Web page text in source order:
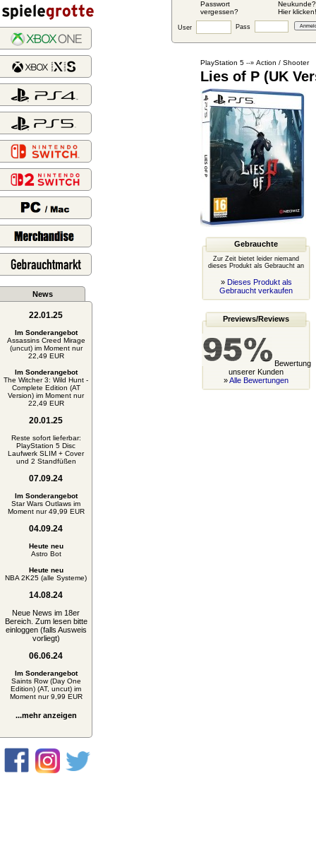
Passwort
vergessen?
Neukunde?
Hier klicken!
User Pass
News
22.01.25
Im Sonderangebot
Assassins Creed Mirage
(uncut) im Moment nur
22,49 EUR
Im Sonderangebot
The Witcher 3: Wild Hunt -
Complete Edition (AT
Version) im Moment nur
22,49 EUR
20.01.25
Reste sofort lieferbar:
PlayStation 5 Disc
Laufwerk SLIM + Cover
und 2 Standfüßen
07.09.24
Im Sonderangebot
Star Wars Outlaws im
Moment nur 49,99 EUR
04.09.24
Heute neu
Astro Bot
Heute neu
NBA 2K25 (alle Systeme)
14.08.24
Neue News im 18er
Bereich. Zum lesen bitte
einloggen (falls Ausweis
vorliegt)
06.06.24
Im Sonderangebot
Saints Row (Day One
Edition) (AT, uncut) im
Moment nur 9,99 EUR
...mehr anzeigen
PlayStation 5 --» Action / Shooter
Lies of P (UK
Gebrauchte
Zur Zeit bietet leider niemand
dieses Produkt als Gebraucht an
» Dieses Produkt als
Gebraucht verkaufen
Previews/Reviews
Bewertung
unserer Kunden
»Alle Bewertungen